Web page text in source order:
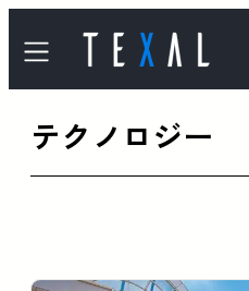
容
を
テクノロジー